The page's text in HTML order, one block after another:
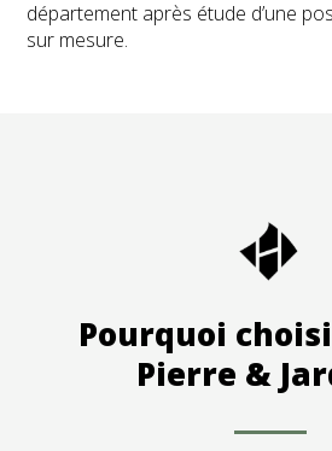
département après étude d’une
sur mesure.
Pourquoi
Pierre &